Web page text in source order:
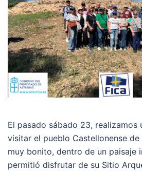
El pasado sábado 23, realizamos
visitar el pueblo Castellonense
muy bonito, dentro de un paisaje
permitió disfrutar de su Sitio